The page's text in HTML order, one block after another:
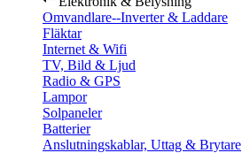
Omvandlare--Inverter & Laddare
Fläktar
Internet & Wifi
TV, Bild & Ljud
Radio & GPS
Lampor
Solpaneler
Batterier
Anslutningskablar, Uttag & Brytare